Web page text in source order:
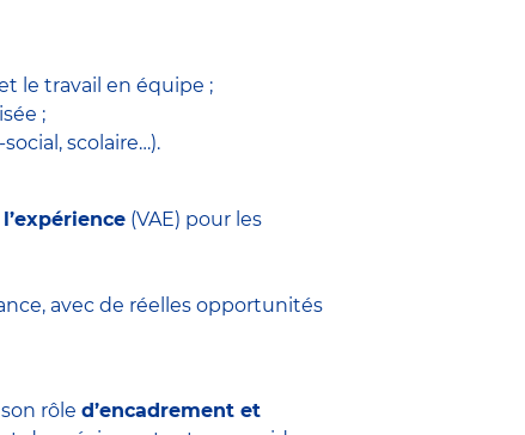
le travail en équipe ;
;
scolaire…).
(VAE) pour les
avec de réelles opportunités
rôle d’encadrement et